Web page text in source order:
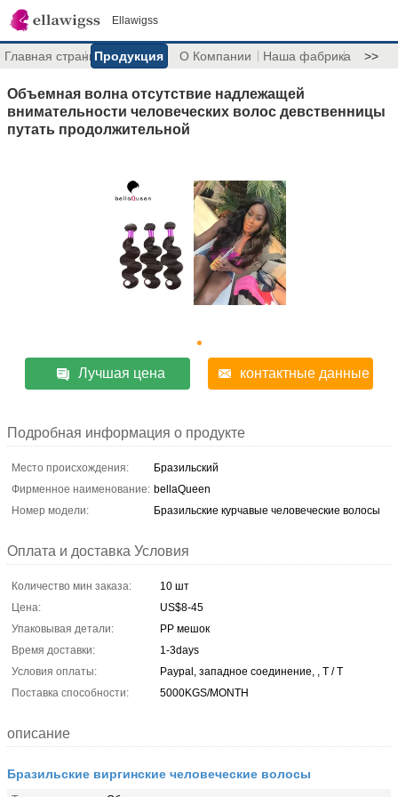
Ellawigss
Главная страницаПродукция О Компании Наша фабрика >>
Объемная волна отсутствие надлежащей
внимательности человеческих волос девственницы
путать продолжительной
Лучшая цена контактные данные
Подробная информация о продукте
Место происхождения:
Бразильский
Фирменное наименование: bellaQueen
Номер модели:
Бразильские курчавые человеческие волосы
Оплата и доставка Условия
Количество мин заказа:
10 шт
Цена:
US$8-45
Упаковывая детали:
PP мешок
Время доставки:
1-3days
Условия оплаты:
Paypal, западное соединение, , T / T
Поставка способности:
5000KGS/MONTH
описание
Бразильские виргинские человеческие волосы